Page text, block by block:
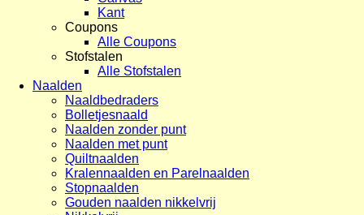
Kant
Coupons
Alle Coupons
Stofstalen
Alle Stofstalen
Naalden
Naaldbedraders
Bolletjesnaald
Naalden zonder punt
Naalden met punt
Quiltnaalden
Kralennaalden en Parelnaalden
Stopnaalden
Gouden naalden nikkelvrij